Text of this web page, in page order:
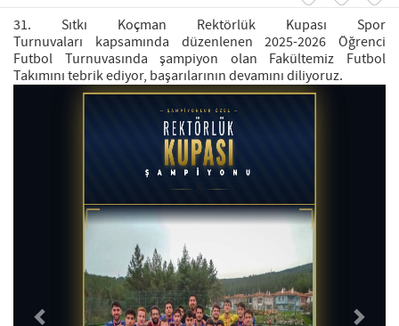
31. Sıtkı Koçman Rektörlük Kupası Spor
Turnuvaları kapsamında düzenlenen 2025-2026 Öğrenci
Futbol Turnuvasında şampiyon olan Fakültemiz Futbol
Takımını tebrik ediyor, başarılarının devamını diliyoruz.
Previous